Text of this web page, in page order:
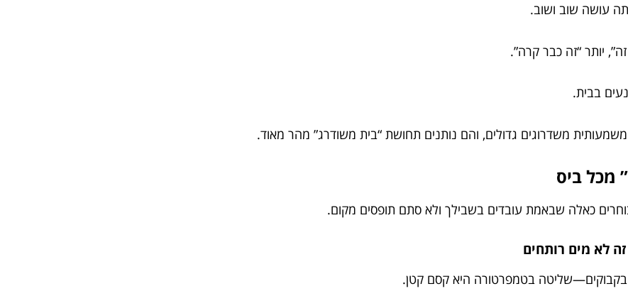
עושה שוב ושוב.
יותר “זה כבר קרה”.
בבית.
משדרוגים גדולים, והם נותנים תחושת “בית משודרג” מהר מאוד.
כאלה שבאמת עובדים בשבילך ולא סתם תופסים מקום.
בטמפרטורה היא קסם קטן.